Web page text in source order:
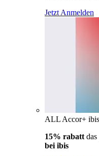
Jetzt Anmelden
ALL Accor+ ibis
15% rabatt
bei ibis